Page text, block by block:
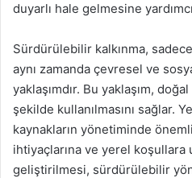
duyarlı hale gelmesine
Sürdürülebilir kalkınma,
aynı zamanda çevresel ve
yaklaşımdır. Bu yaklaşım,
şekilde kullanılmasını sağlar.
kaynakların yönetiminde
ihtiyaçlarına ve yerel
geliştirilmesi, sürdürülebilir